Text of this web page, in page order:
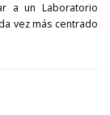
a un Laboratorio
vez más centrado